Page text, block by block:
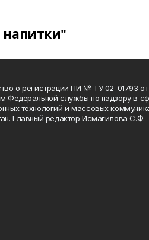
напитки"
о регистрации ПИ № ТУ 02-01793 от
Федеральной службы по надзору в
технологий и массовых
Главный редактор Исмагилова С.Ф.